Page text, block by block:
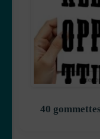
40